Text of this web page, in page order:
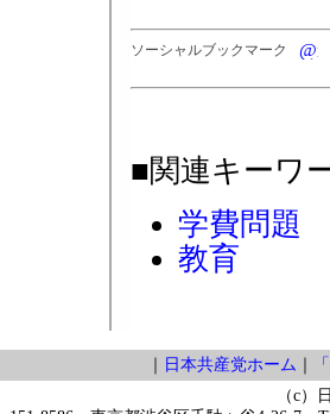
ソーシャルブックマーク
■関連キーワ
学費問題
教育
日本共産党ホーム
（c）